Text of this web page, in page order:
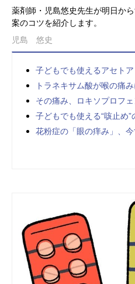
薬剤師・児島悠史先生が明日か
案のコツを紹介します。
児島 悠史
子どもでも使えるアセト
トラネキサム酸が喉の痛
その痛み、ロキソプロフ
子どもでも使える“咳止め”
花粉症の「眼の痒み」、